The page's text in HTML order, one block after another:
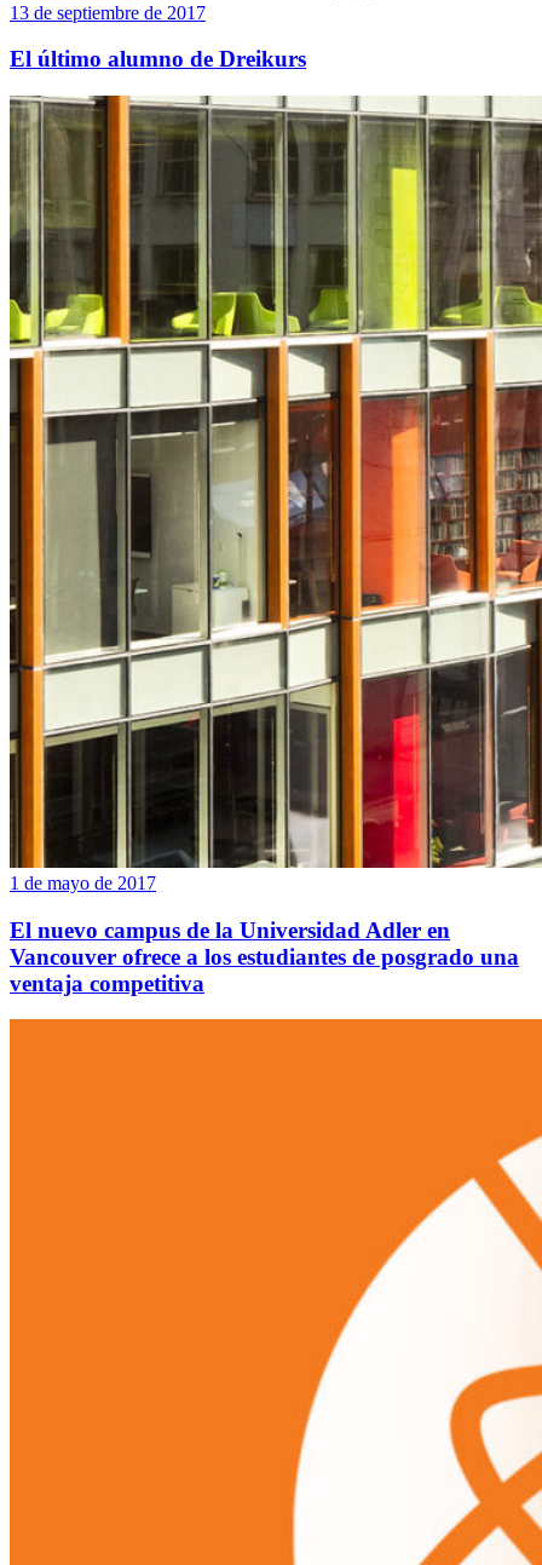
13 de septiembre de 2017
El último alumno de Dreikurs
1 de mayo de 2017
El nuevo campus de la Universidad Adler en
Vancouver ofrece a los estudiantes de posgrado una
ventaja competitiva